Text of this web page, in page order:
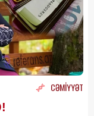
CƏMİYYƏT